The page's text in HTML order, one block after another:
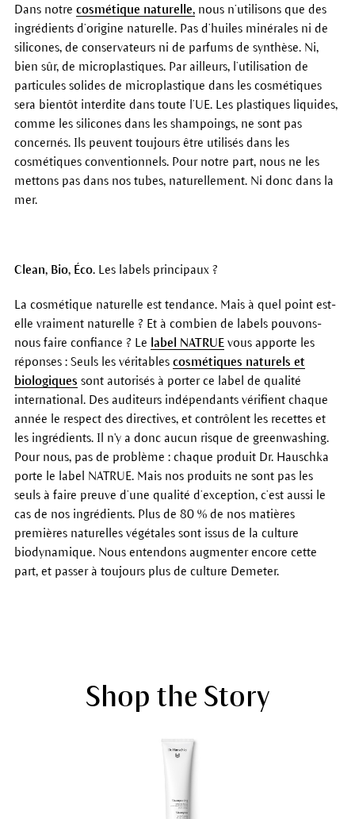
Dans notre cosmétique naturelle,nous n’utilisons que des
ingrédients d’origine naturelle. Pas d’huiles minérales ni de
silicones, de conservateurs ni de parfums de synthèse. Ni,
bien sûr, de microplastiques. Par ailleurs, l’utilisation de
particules solides de microplastique dans les cosmétiques
sera bientôt interdite dans toute l’UE. Les plastiques liquides,
comme les silicones dans les shampoings, ne sont pas
concernés. Ils peuvent toujours être utilisés dans les
cosmétiques conventionnels. Pour notre part, nous ne les
mettons pas dans nos tubes, naturellement. Ni donc dans la
mer.
Clean, Bio, Éco. Les labels principaux ?
La cosmétique naturelle est tendance. Mais à quel point est-
elle vraiment naturelle ? Et à combien de labels pouvons-
nous faire confiance ? Le label NATRUEvous apporte les
réponses : Seuls les véritables cosmétiques naturels et
biologiques sont autorisés à porter ce label de qualité
international. Des auditeurs indépendants vérifient chaque
année le respect des directives, et contrôlent les recettes et
les ingrédients. Il n'y a donc aucun risque de greenwashing.
Pour nous, pas de problème : chaque produit Dr. Hauschka
porte le label NATRUE. Mais nos produits ne sont pas les
seuls à faire preuve d’une qualité d’exception, c’est aussi le
cas de nos ingrédients. Plus de 80 % de nos matières
premières naturelles végétales sont issus de la culture
biodynamique. Nous entendons augmenter encore cette
part, et passer à toujours plus de culture Demeter.
Shop the Story